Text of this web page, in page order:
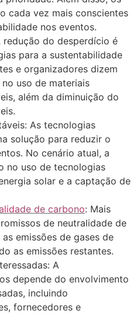
cada vez mais conscientes
nos eventos.
redução do desperdício é
para a sustentabilidade
e organizadores dizem
uso de materiais
além da diminuição do
As tecnologias
solução para reduzir o
No cenário atual, a
no uso de tecnologias
solar e a captação de
de carbono: Mais
de neutralidade de
emissões de gases de
as emissões restantes.
A
depende do envolvimento
incluindo
fornecedores e